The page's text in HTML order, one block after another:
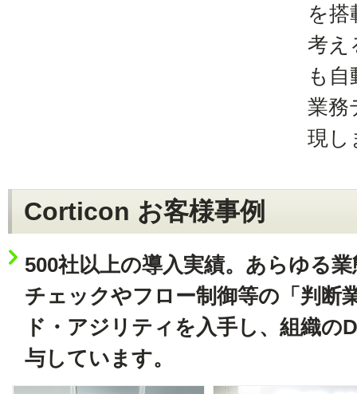
を搭
考え
も
業務
現し
Corticon お客様事例
500社以上の導入実績。あらゆる
チェックやフロー制御等の「判断
ド・アジリティを入手し、組織の
与しています。